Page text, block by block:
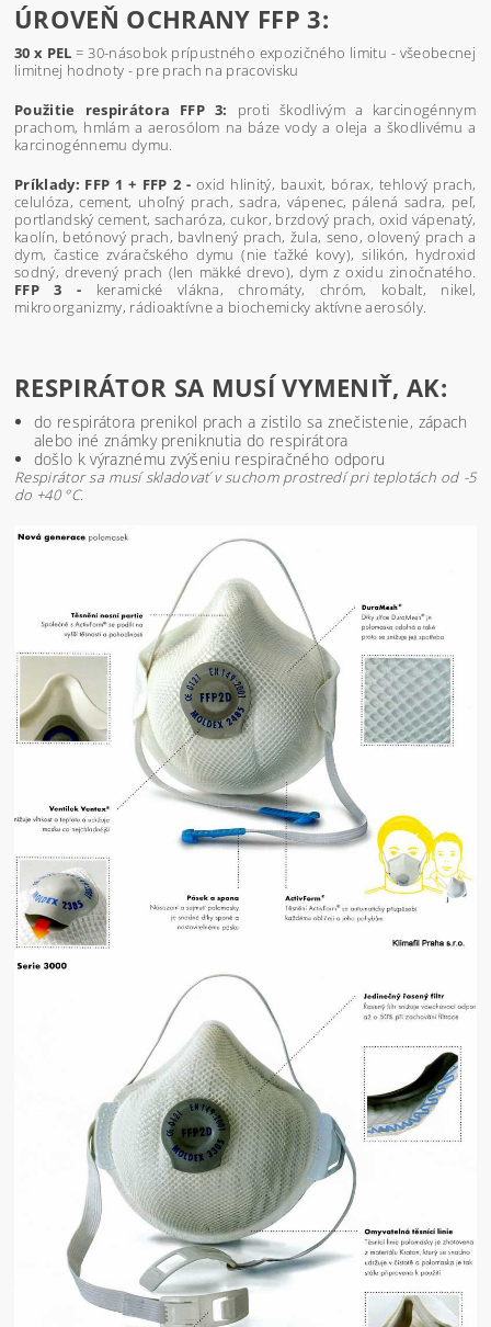
ÚROVEŇ OCHRANY FFP 3:
30 x PEL = 30-násobok prípustného expozičného limitu - všeobecnej
limitnej hodnoty - pre prach na pracovisku
Použitie respirátora FFP 3: proti škodlivým a karcinogénnym
prachom, hmlám a aerosólom na báze vody a oleja a škodlivému a
karcinogénnemu dymu.
Príklady: FFP 1 + FFP 2 - oxid hlinitý, bauxit, bórax, tehlový prach,
celulóza, cement, uhoľný prach, sadra, vápenec, pálená sadra, peľ,
portlandský cement, sacharóza, cukor, brzdový prach, oxid vápenatý,
kaolín, betónový prach, bavlnený prach, žula, seno, olovený prach a
dym, častice zváračského dymu (nie ťažké kovy), silikón, hydroxid
sodný, drevený prach (len mäkké drevo), dym z oxidu zinočnatého.
FFP 3 - keramické vlákna, chromáty, chróm, kobalt, nikel,
mikroorganizmy, rádioaktívne a biochemicky aktívne aerosóly.
RESPIRÁTOR SA MUSÍ VYMENIŤ, AK:
do respirátora prenikol prach a zistilo sa znečistenie, zápach
alebo iné známky preniknutia do respirátora
došlo k výraznému zvýšeniu respiračného odporu
Respirátor sa musí skladovať v suchom prostredí pri teplotách od -5
do +40 °C.